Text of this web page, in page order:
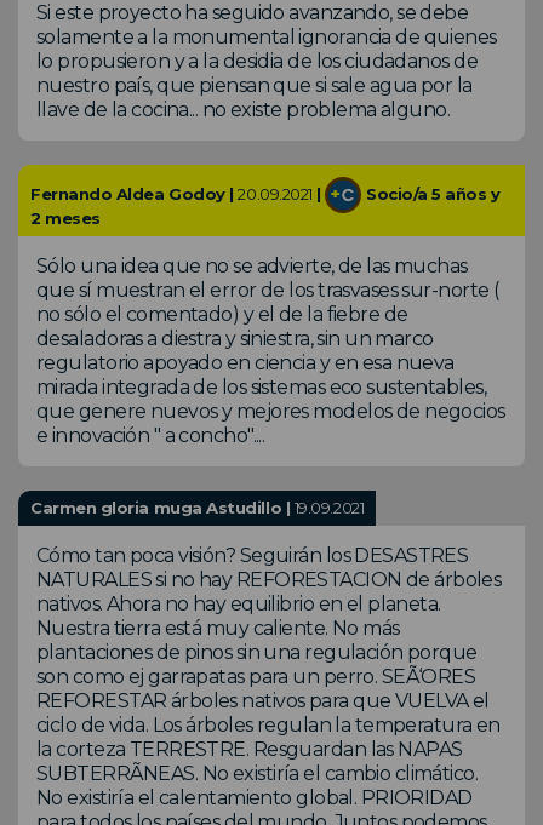
Si este proyecto ha seguido avanzando, se debe
solamente a la monumental ignorancia de quienes
lo propusieron y a la desidia de los ciudadanos de
nuestro país, que piensan que si sale agua por la
llave de la cocina... no existe problema alguno.
Fernando Aldea Godoy |20.09.2021 |
Socio/a 5 años y
2 meses
Sólo una idea que no se advierte, de las muchas
que sí muestran el error de los trasvases sur-norte (
no sólo el comentado) y el de la fiebre de
desaladoras a diestra y siniestra, sin un marco
regulatorio apoyado en ciencia y en esa nueva
mirada integrada de los sistemas eco sustentables,
que genere nuevos y mejores modelos de negocios
e innovación " a concho"....
Carmen gloria muga Astudillo | 19.09.2021
Cómo tan poca visión? Seguirán los DESASTRES
NATURALES si no hay REFORESTACION de árboles
nativos. Ahora no hay equilibrio en el planeta.
Nuestra tierra está muy caliente. No más
plantaciones de pinos sin una regulación porque
son como ej garrapatas para un perro. SEÃ‘ORES
REFORESTAR árboles nativos para que VUELVA el
ciclo de vida. Los árboles regulan la temperatura en
la corteza TERRESTRE. Resguardan las NAPAS
SUBTERRÃNEAS. No existiría el cambio climático.
No existiría el calentamiento global. PRIORIDAD